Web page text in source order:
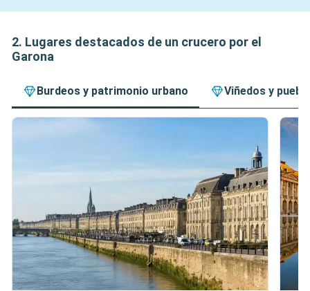
2. Lugares destacados de un crucero por el
Garona
Burdeos y patrimonio urbano Viñedos y